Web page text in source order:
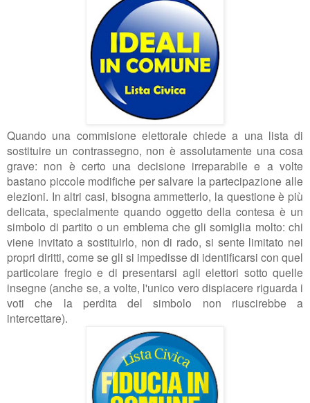
Quando una commisione elettorale chiede a una lista di
sostituire un contrassegno, non è assolutamente una cosa
grave: non è certo una decisione irreparabile e a volte
bastano piccole modifiche per salvare la partecipazione alle
elezioni. In altri casi, bisogna ammetterlo, la questione è più
delicata, specialmente quando oggetto della contesa è un
simbolo di partito o un emblema che gli somiglia molto: chi
viene invitato a sostituirlo, non di rado, si sente limitato nei
propri diritti, come se gli si impedisse di identificarsi con quel
particolare fregio e di presentarsi agli elettori sotto quelle
insegne (anche se, a volte, l'unico vero dispiacere riguarda i
voti che la perdita del simbolo non riuscirebbe a
intercettare).